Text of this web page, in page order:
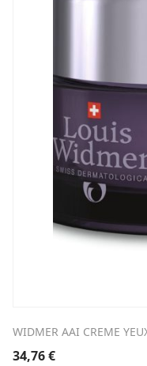
WIDMER AAI CREME
34,76€